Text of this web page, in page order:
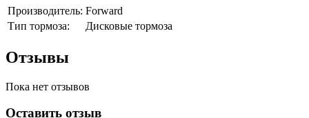
Производитель: Forward
Тип тормоза:
Дисковые тормоза
Отзывы
Пока нет отзывов
Оставить отзыв